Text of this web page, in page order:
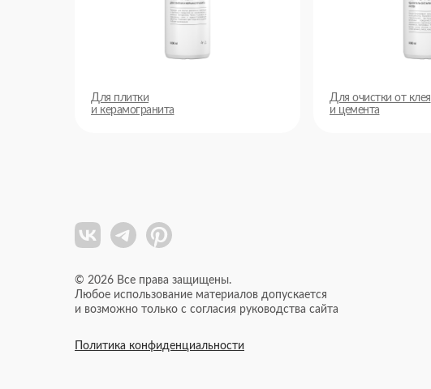
Для плитки
и керамогранита
Для очистки от клея
и цемента
Политика конфиденциальности
Политика конфиденциальности
© 2026 Все права защищены.
Любое использование материалов допускается
и возможно только с согласия руководства сайта